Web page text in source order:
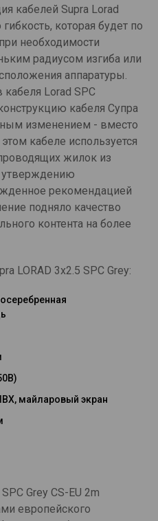
кабелей Supra Lorad
которая будет по
необходимости
радиусом изгиба или
аппаратуры.
Lorad SPC
кабеля Супра
изменением - вместо
кабеле используется
жилок из
утверждению
рекомендацией
подняло качество
контента на более
LORAD 3x2.5 SPC Grey:
майларовый экран
Grey CS-EU 2m
европейского